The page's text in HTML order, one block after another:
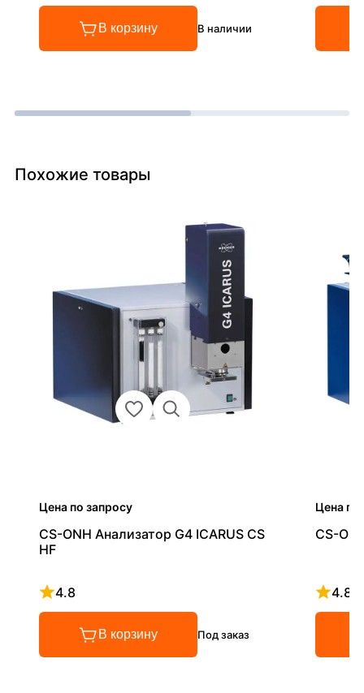
В корзину В наличии
Похожие товары
Цена по запросу
CS-ONH Анализатор G4 ICARUS CS
HF
4.8
Рейтинг 4.8 из 5
В корзину Под заказ
Цена по
CS-
4.8